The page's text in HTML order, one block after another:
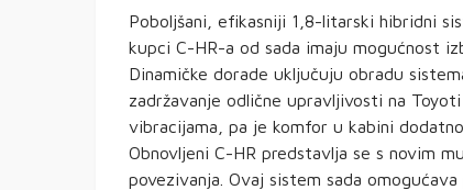
Poboljšani, efikasniji 1,8-litarski hibridni
kupci C-HR-a od sada imaju mogućnost
Dinamičke dorade uključuju obradu
zadržavanje odlične upravljivosti na
vibracijama, pa je komfor u kabini dodatno
Obnovljeni C-HR predstavlja se s novim
povezivanja. Ovaj sistem sada